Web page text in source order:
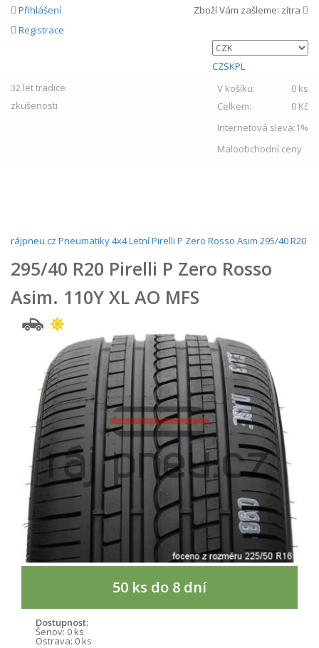
Přihlášení
Registrace
Zboží Vám zašleme: zítra
CZSKPL
32 lettradice
zkušenosti
V košíku:
0 ks
Celkem:
0 Kč
Internetová sleva:1%
Maloobchodní ceny
rájpneu.cz Pneumatiky4x4LetníPirelli P Zero Rosso Asim 295/40 R20
295/40 R20 Pirelli P Zero Rosso
Asim. 110Y XL AO MFS
50 ks do 8 dní
Dostupnost:
Šenov: 0 ks
Ostrava: 0 ks